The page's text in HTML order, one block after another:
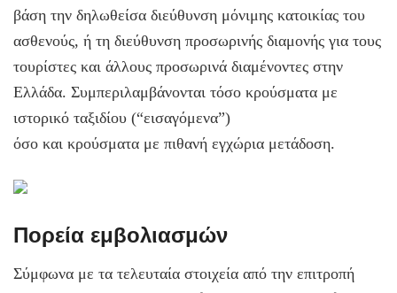
βάση την δηλωθείσα διεύθυνση μόνιμης κατοικίας του
ασθενούς, ή τη διεύθυνση προσωρινής διαμονής για τους
τουρίστες και άλλους προσωρινά διαμένοντες στην
Ελλάδα. Συμπεριλαμβάνονται τόσο κρούσματα με
ιστορικό ταξιδίου (“εισαγόμενα”)
όσο και κρούσματα με πιθανή εγχώρια μετάδοση.
Πορεία εμβολιασμών
Σύμφωνα με τα τελευταία στοιχεία από την επιτροπή